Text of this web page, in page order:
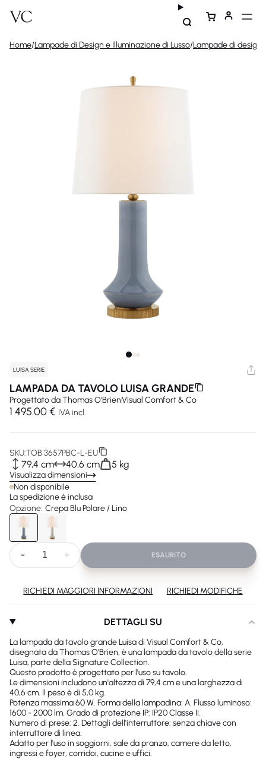
Home/Lampade di Design e Illuminazione di Lusso/Lampade di design
DETTAGLI SU
La lampada da tavolo grande Luisa di Visual Comfort & Co,
disegnata da Thomas O'Brien, è una lampada da tavolo della serie
Luisa, parte della Signature Collection.
Questo prodotto è progettato per l'uso su tavolo.
Le dimensioni includono un'altezza di 79,4 cm e una larghezza di
40,6 cm. Il peso è di 5,0 kg.
Potenza massima 60 W. Forma della lampadina: A. Flusso luminoso:
1600 - 2000 lm. Grado di protezione IP: IP20 Classe II.
Numero di prese: 2. Dettagli dell'interruttore: senza chiave con
interruttore di linea.
Adatto per l'uso in soggiorni, sale da pranzo, camere da letto,
ingressi e foyer, corridoi, cucine e uffici.
LUISA SERIE
LAMPADA DA TAVOLO LUISA GRANDE
Progettato daThomas O'BrienVisual Comfort & Co
1 495.00 € IVA incl.
SKU:TOB 3657PBC-L-EU
79,4 cm 40,6 cm 5 kg
Visualizza dimensioni
Non disponibile
La spedizione è inclusa
Opzione: Crepa Blu Polare / Lino
- + ESAURITO
RICHIEDI MAGGIORI INFORMAZIONI RICHIEDI MODIFICHE